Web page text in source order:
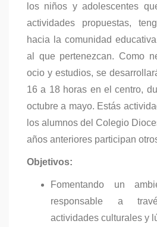
los niños y adolescentes
actividades propuestas,
hacia la comunidad
al que pertenezcan. Como
ocio y estudios, se
16 a 18 horas en el centro,
octubre a mayo. Estás
los alumnos del Colegio
años anteriores participan
Objetivos:
Fomentando un
responsable a
actividades culturales y